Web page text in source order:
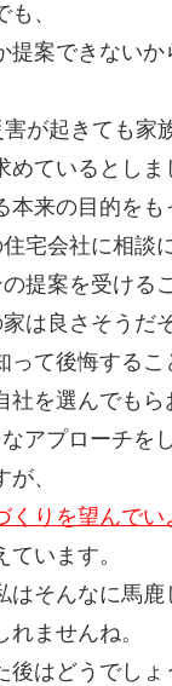
、
案できないか
が起きても家
ているとしま
来の目的をも
宅会社に相談
提案を受ける
は良さそうだ
て後悔するこ
を選んでもら
アプローチを
、
りを望んでい
います。
はそんなに馬鹿
ませんね。
後はどうでしょ